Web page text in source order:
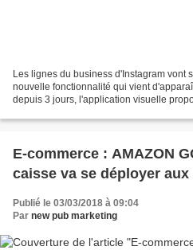
Les lignes du business d'Instagram vont
nouvelle fonctionnalité qui vient
depuis 3 jours, l'application visuelle
E-commerce : AMAZON
caisse va se déployer aux
Publié le 03/03/2018 à 09:04
Par new pub marketing